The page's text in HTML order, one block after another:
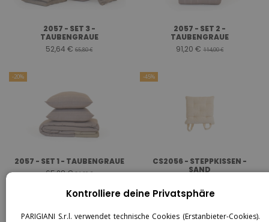
2057 - SET 3 -
TAUBENGRAUE
52,64 € 65,80 €
2057 - SET 2 -
TAUBENGRAUE
91,20 € 114,00 €
-20%
2057 - SET 1 - TAUBENGRAUE
65,28 € 81,60 €
-45%
CS2056 - STEPPKISSEN -
SAND
Kontrolliere deine Privatsphäre
PARIGIANI S.r.l. verwendet technische Cookies (Erstanbieter-Cookies).